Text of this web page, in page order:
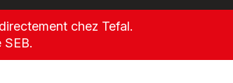
chez Tefal.